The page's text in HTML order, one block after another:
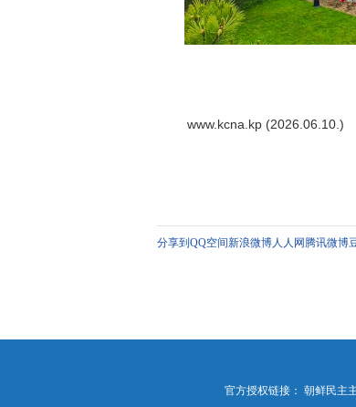
www.kcna.kp (2026.06.10.)
分享到 QQ空间新浪微博人人网 腾讯微博
官方授权链接： 朝鲜民主